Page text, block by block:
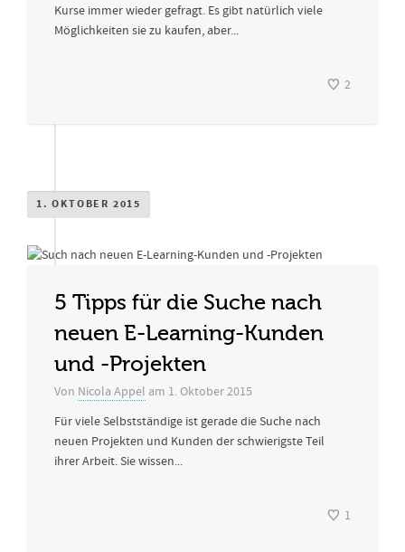
Kurse immer wieder gefragt. Es gibt natürlich viele
Möglichkeiten sie zu kaufen, aber...
2
1. OKTOBER 2015
5 Tipps für die Suche nach
neuen E-Learning-Kunden
und -Projekten
Von Nicola Appel am 1. Oktober 2015
Für viele Selbstständige ist gerade die Suche nach
neuen Projekten und Kunden der schwierigste Teil
ihrer Arbeit. Sie wissen...
1